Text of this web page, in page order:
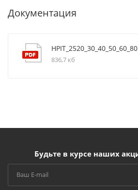
Документация
HPIT_2520_30_40_50_60_80
836,7 кб
Будьте в курсе наших